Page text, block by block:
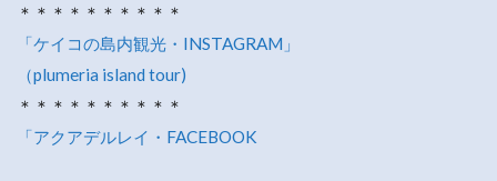
＊＊＊＊＊＊＊＊＊＊
「ケイコの島内観光・INSTAGRAM」
（plumeria island tour)
＊＊＊＊＊＊＊＊＊＊
「アクアデルレイ・FACEBOOK